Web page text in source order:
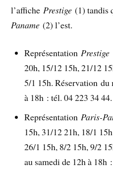
l’affiche Prestige(1) tandis
Paname(2) l’est.
ReprésentationPrestige
20h, 15/12 15h, 21/12
5/1 15h. Réservation du
à 18h : tél. 04 223 34 44.
ReprésentationParis-
15h, 31/12 21h, 18/1
26/1 15h, 8/2 15h, 9/2
au samedi de 12h à 18h